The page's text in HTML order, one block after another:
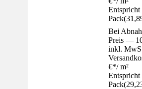
Pack(
Bei
Preis —
inkl.
€*/ m²
Pack(